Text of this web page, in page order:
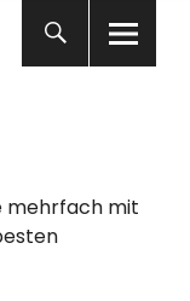
mehrfach mit